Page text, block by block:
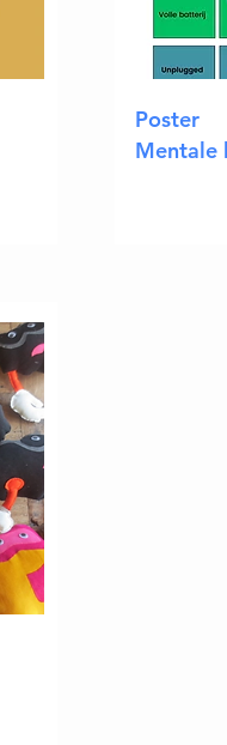
Poster
Mentale